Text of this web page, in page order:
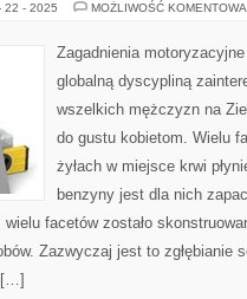
22 - 2025 MOŻLIWOŚĆ
Zagadnienia
globalną dyscypliną
wszelkich mężczyzn na
do gustu kobietom. Wielu
żyłach w miejsce krwi
benzyny jest dla nich
wielu facetów zostało
Zazwyczaj jest to zgłębianie
[…]